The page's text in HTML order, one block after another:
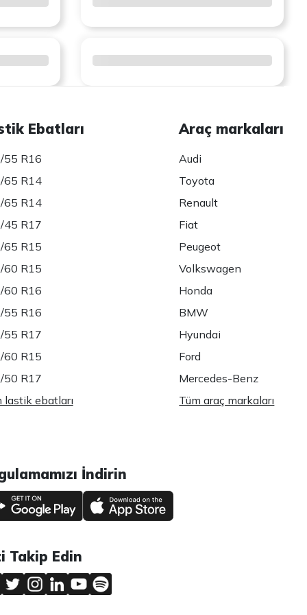
Ebatları
55 R16
65 R14
65 R14
45 R17
65 R15
60 R15
60 R16
55 R16
55 R17
60 R15
50 R17
lastik ebatları
Araç markaları
Audi
Toyota
Renault
Fiat
Peugeot
Volkswagen
Honda
BMW
Hyundai
Ford
Mercedes-Benz
Tüm araç markaları
İndirin
Takip Edin